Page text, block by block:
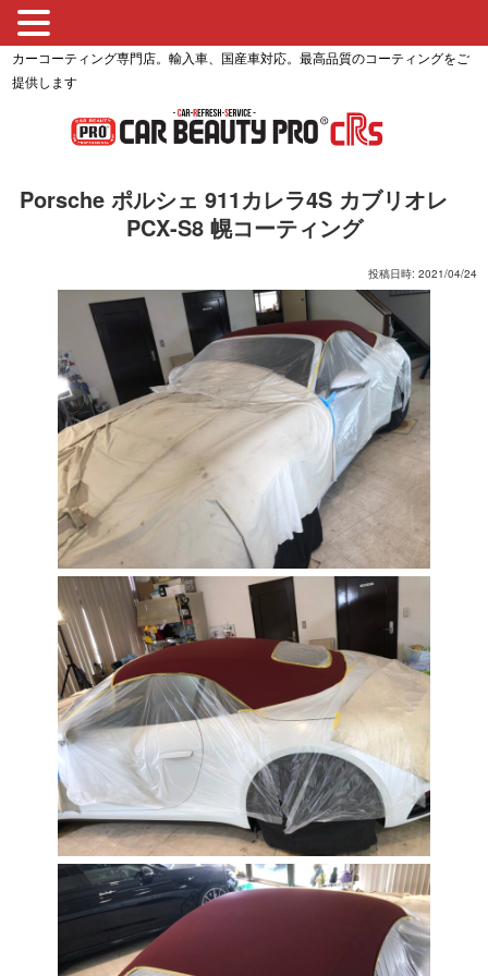
カーコーティング専門店。輸入車、国産車対応。最高品質のコーティングをご
提供します
Porsche ポルシェ 911カレラ4S カブリオレ
PCX-S8 幌コーティング
投稿日時: 2021/04/24